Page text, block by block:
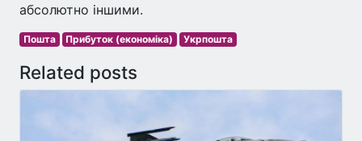
абсолютно іншими.
Пошта Прибуток (економіка) Укрпошта
Related posts